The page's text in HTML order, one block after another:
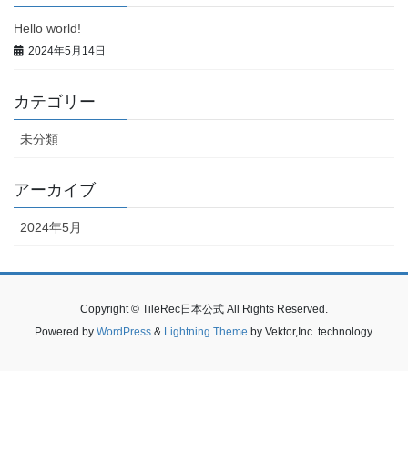
Hello world!
2024年5月14日
カテゴリー
未分類
アーカイブ
2024年5月
Copyright © TileRec日本公式 All Rights Reserved.
Powered by WordPress& Lightning Theme by Vektor,Inc. technology.